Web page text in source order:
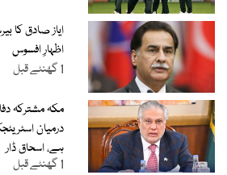
ایاز صادق کا
اظہارِ افسوس
1 گھنٹے قبل
مکہ مشترکہ
درمیان
ہے، اسحاق ڈار
1 گھنٹے قبل